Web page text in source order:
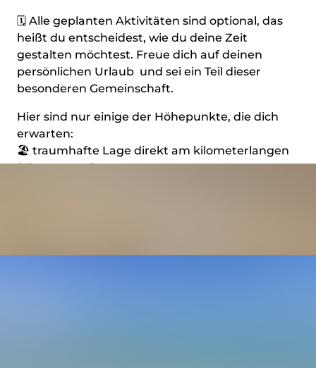
🗓️ Alle geplanten Aktivitäten sind optional, das
heißt du entscheidest, wie du deine Zeit
gestalten möchtest. Freue dich auf deinen
persönlichen Urlaub und sei ein Teil dieser
besonderen Gemeinschaft.
Hier sind nur einige der Höhepunkte, die dich
erwarten:
🏖️ traumhafte Lage direkt am kilometerlangen
Dünenstrand
🏋️ Fitnessstudio